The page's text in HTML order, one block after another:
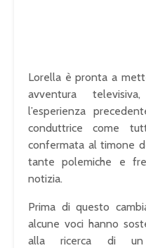
Lorella è pronta a
avventura
l’esperienza
conduttrice come
confermata al timone
tante polemiche e
notizia.
Prima di questo
alcune voci hanno
alla ricerca di